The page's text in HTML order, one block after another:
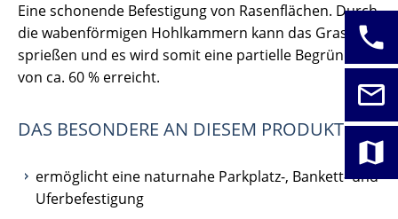
Eine schonende Befestigung von Rasenflächen. Durch
die wabenförmigen Hohlkammern kann das Gras
sprießen und es wird somit eine partielle Begrünung
von ca. 60 % erreicht.
DAS BESONDERE AN DIESEM PRODUKT
ermöglicht eine naturnahe Parkplatz-, Bankett- und
Uferbefestigung
phone
mail_outline
map